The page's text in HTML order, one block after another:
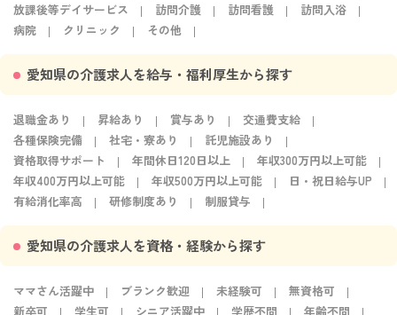
放課後等デイサービス
訪問介護 訪問看護
訪問入浴
病院
クリニック その他
愛知県の介護求人を給与・福利厚生から探す
退職金あり 昇給あり 賞与あり
交通費支給
各種保険完備
社宅・寮あり
託児施設あり
資格取得サポート
年間休日120日以上
年収300万円以上可能
年収400万円以上可能
年収500万円以上可能
日・祝日給与UP
有給消化率高
研修制度あり 制服貸与
愛知県の介護求人を資格・経験から探す
ママさん活躍中 ブランク歓迎 未経験可
無資格可
新卒可
学生可 シニア活躍中 学歴不問 年齢不問